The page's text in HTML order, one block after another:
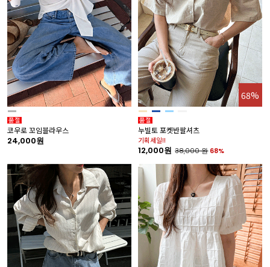
코우로 꼬임블라우스
24,000원
68%
누빌토 포켓반팔셔츠
기획세일!!
12,000원 38,000원 68%